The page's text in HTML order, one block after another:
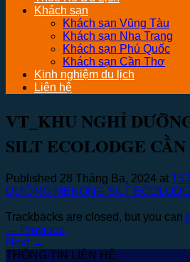
Khách sạn
Khách sạn Vũng Tàu
Khách sạn Nha Trang
Khách sạn Phú Quốc
Khách sạn Cần Thơ
Kinh nghiệm du lịch
Liên hệ
VT_KHU NGHỈ
SILT ECOLODGE
Published 28 Tháng Ba, 2024 at
DƯỠNG MEKONG SILT
Trackbacks are closed, but you can
← Previous
Next →
THÔNG TIN LIÊN HỆ